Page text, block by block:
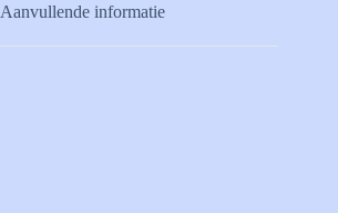
Aanvullende informatie